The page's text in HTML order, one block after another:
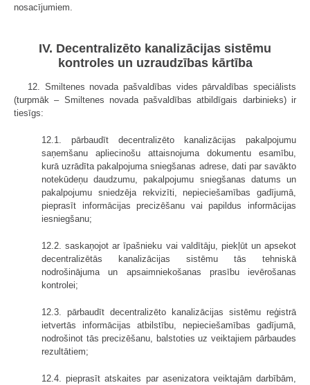
nosacījumiem.
IV. Decentralizēto kanalizācijas sistēmu
kontroles un uzraudzības kārtība
12. Smiltenes novada pašvaldības vides pārvaldības speciālists
(turpmāk – Smiltenes novada pašvaldības atbildīgais darbinieks) ir
tiesīgs:
12.1. pārbaudīt decentralizēto kanalizācijas pakalpojumu
saņemšanu apliecinošu attaisnojuma dokumentu esamību,
kurā uzrādīta pakalpojuma sniegšanas adrese, dati par savākto
notekūdeņu daudzumu, pakalpojumu sniegšanas datums un
pakalpojumu sniedzēja rekvizīti, nepieciešamības gadījumā,
pieprasīt informācijas precizēšanu vai papildus informācijas
iesniegšanu;
12.2. saskaņojot ar īpašnieku vai valdītāju, piekļūt un apsekot
decentralizētās kanalizācijas sistēmu tās tehniskā
nodrošinājuma un apsaimniekošanas prasību ievērošanas
kontrolei;
12.3. pārbaudīt decentralizēto kanalizācijas sistēmu reģistrā
ietvertās informācijas atbilstību, nepieciešamības gadījumā,
nodrošinot tās precizēšanu, balstoties uz veiktajiem pārbaudes
rezultātiem;
12.4. pieprasīt atskaites par asenizatora veiktajām darbībām,